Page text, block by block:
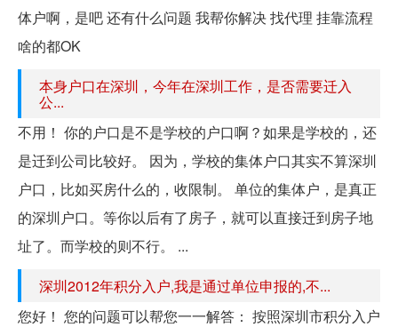
体户啊，是吧 还有什么问题 我帮你解决 找代理 挂靠流程
啥的都OK
本身户口在深圳，今年在深圳工作，是否需要迁入
公...
不用！ 你的户口是不是学校的户口啊？如果是学校的，还
是迁到公司比较好。 因为，学校的集体户口其实不算深圳
户口，比如买房什么的，收限制。 单位的集体户，是真正
的深圳户口。等你以后有了房子，就可以直接迁到房子地
址了。而学校的则不行。 ...
深圳2012年积分入户,我是通过单位申报的,​不...
您好！ 您的问题可以帮您一一解答： 按照深圳市积分入户